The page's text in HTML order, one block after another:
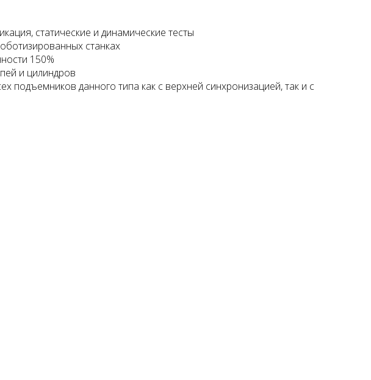
статические и динамические тесты
станках
150%
и цилиндров
подъемников данного типа как с верхней синхронизацией, так и с